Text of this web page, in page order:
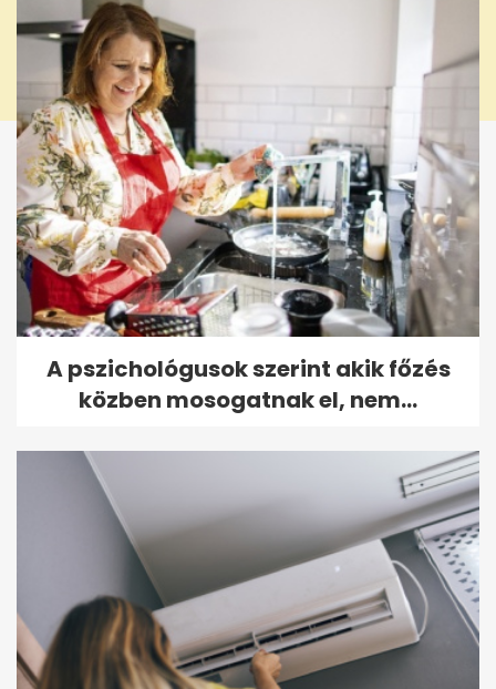
A pszichológusok szerint akik főzés
közben mosogatnak el, nem...